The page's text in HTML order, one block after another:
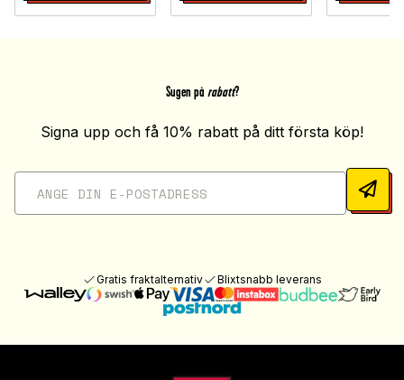
Sugen på rabatt?
Signa upp och få 10% rabatt på ditt första köp!
Gratis fraktalternativ Blixtsnabb leverans